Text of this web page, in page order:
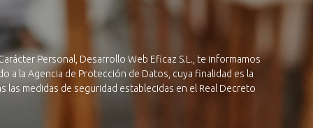
Personal, Desarrollo Web Eficaz S.L., te informamos
la Agencia de Protección de Datos, cuya finalidad es la
medidas de seguridad establecidas en el Real Decreto